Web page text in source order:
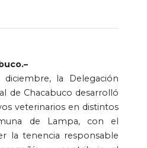
la Delegación
de Chacabuco desarrolló
veterinarios en distintos
de Lampa, con el
la tenencia responsable